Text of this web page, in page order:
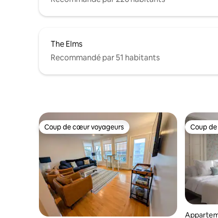
The Elms
Recommandé par 51 habitants
Coup de cœur voyageurs
Coup de cœur voyageurs Coup
Coup